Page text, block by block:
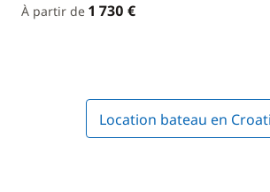
À partir de 1 730 €
Location bateau en